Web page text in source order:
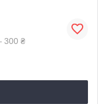
300 ₴